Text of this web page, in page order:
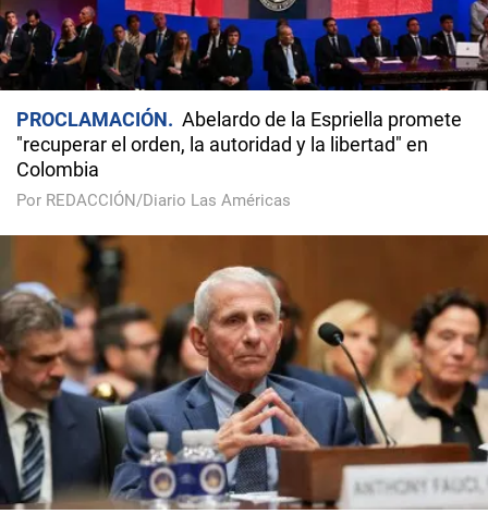
PROCLAMACIÓN
Abelardo de la Espriella promete
"recuperar el orden, la autoridad y la libertad" en
Colombia
Por REDACCIÓN/Diario Las Américas